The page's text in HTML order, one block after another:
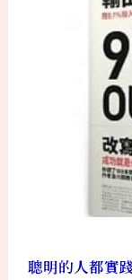
聰明的人都實